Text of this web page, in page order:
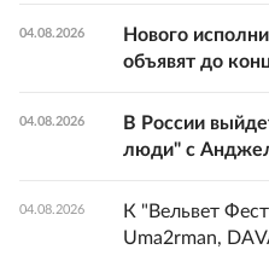
04.08.2026
Нового
объявят до
04.08.2026
В России
люди" с
04.08.2026
К "Вельвет
Uma2rman,